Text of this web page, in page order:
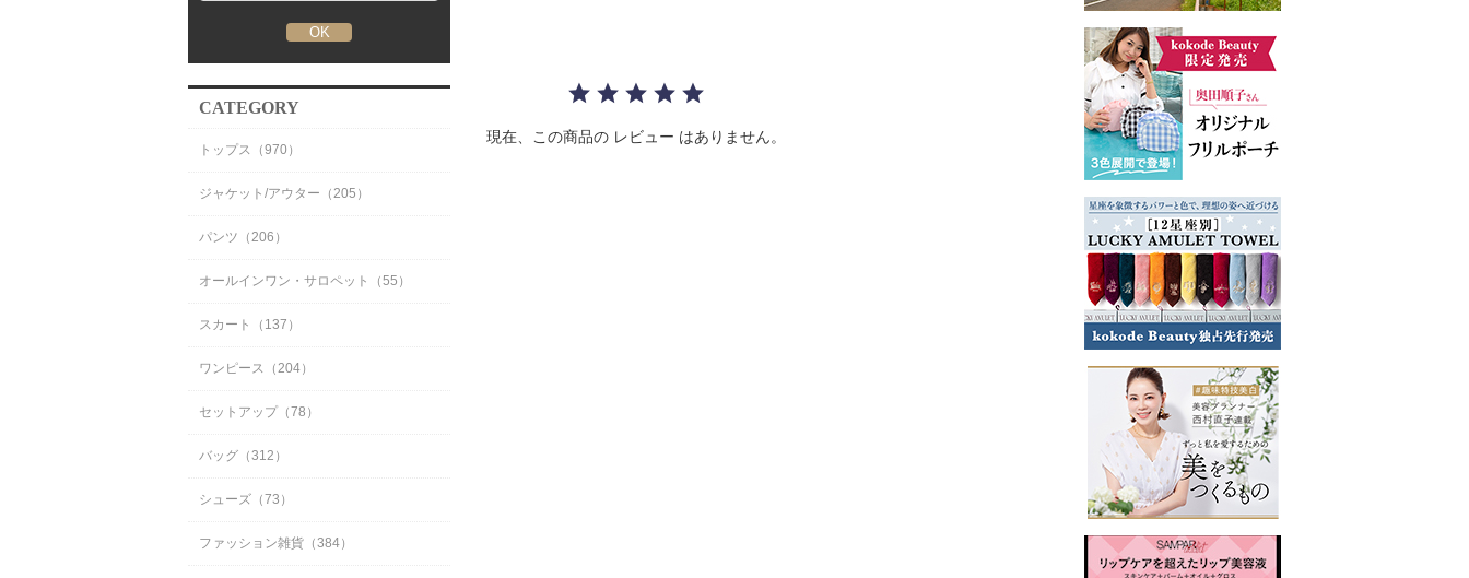
CATEGORY
トップス（970）
ジャケット/アウター（205）
パンツ（206）
オールインワン・サロペット（55）
スカート（137）
ワンピース（204）
セットアップ（78）
バッグ（312）
シューズ（73）
ファッション雑貨（384）
a
現在、この商品の レビュー はありません。